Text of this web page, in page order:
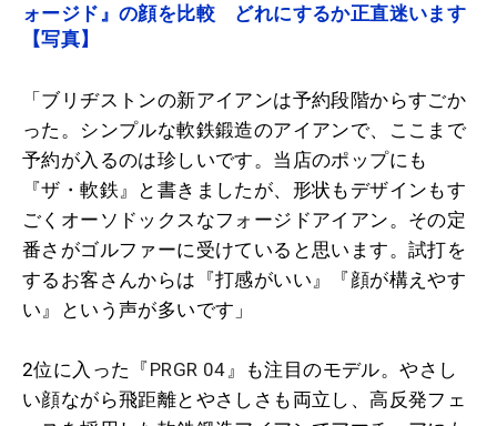
ォージド』の顔を比較 どれにするか正直迷います
【写真】
「ブリヂストンの新アイアンは予約段階からすごか
った。シンプルな軟鉄鍛造のアイアンで、ここまで
予約が入るのは珍しいです。当店のポップにも
『ザ・軟鉄』と書きましたが、形状もデザインもす
ごくオーソドックスなフォージドアイアン。その定
番さがゴルファーに受けていると思います。試打を
するお客さんからは『打感がいい』『顔が構えやす
い』という声が多いです」
2位に入った『PRGR 04』も注目のモデル。やさし
い顔ながら飛距離とやさしさも両立し、高反発フェ